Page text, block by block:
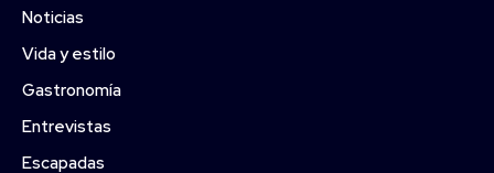
Noticias
Vida y estilo
Gastronomía
Entrevistas
Escapadas